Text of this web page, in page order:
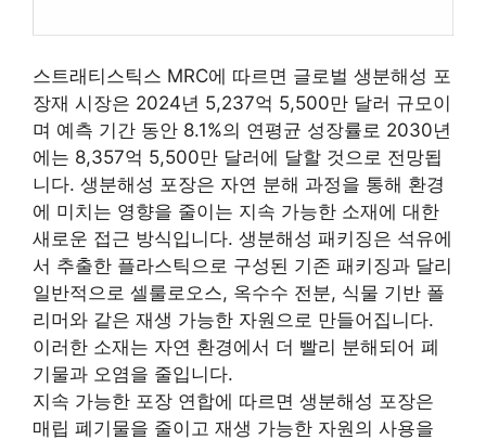
스트래티스틱스 MRC에 따르면 글로벌 생분해성 포
장재 시장은 2024년 5,237억 5,500만 달러 규모이
며 예측 기간 동안 8.1%의 연평균 성장률로 2030년
에는 8,357억 5,500만 달러에 달할 것으로 전망됩
니다. 생분해성 포장은 자연 분해 과정을 통해 환경
에 미치는 영향을 줄이는 지속 가능한 소재에 대한
새로운 접근 방식입니다. 생분해성 패키징은 석유에
서 추출한 플라스틱으로 구성된 기존 패키징과 달리
일반적으로 셀룰로오스, 옥수수 전분, 식물 기반 폴
리머와 같은 재생 가능한 자원으로 만들어집니다.
이러한 소재는 자연 환경에서 더 빨리 분해되어 폐
기물과 오염을 줄입니다.
지속 가능한 포장 연합에 따르면 생분해성 포장은
매립 폐기물을 줄이고 재생 가능한 자원의 사용을